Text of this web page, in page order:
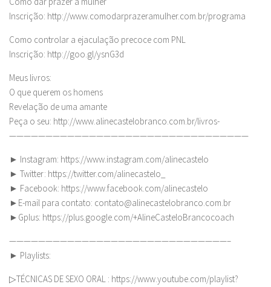
Inscrição: http://www.comodarprazeramulher.com.br/programa
Como controlar a ejaculação precoce com PNL
Inscrição: http://goo.gl/ysnG3d
Meus livros:
O que querem os homens
Revelação de uma amante
Peça o seu: http://www.alinecastelobranco.com.br/livros-
—————————————————————————————————
► Instagram: https://www.instagram.com/alinecastelo
► Twitter: https://twitter.com/alinecastelo_
► Facebook: https://www.facebook.com/alinecastelo
►E-mail para contato: contato@alinecastelobranco.com.br
►Gplus: https://plus.google.com/+AlineCasteloBrancocoach
——————————————————————————————–
► Playlists:
▷TÉCNICAS DE SEXO ORAL : https://www.youtube.com/playlist?